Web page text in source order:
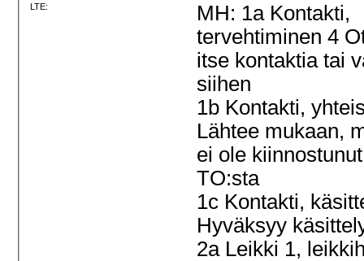
LTE:
MH: 1a Kontakti,
tervehtiminen 4
itse kontaktia tai
siihen
1b Kontakti,
Lähtee mukaan,
ei ole kiinnostunut
TO:sta
1c Kontakti,
Hyväksyy
2a Leikki 1,